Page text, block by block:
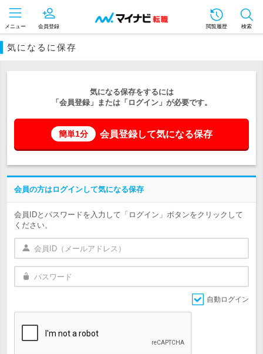
メニュー 会員登録 閲覧履歴 検索
気になるに保存
気になる保存をするには
「会員登録」または「ログイン」が必要です。
簡単1分 会員登録して気になる保存
会員の方はログインして気になる保存
会員IDとパスワードを入力して「ログイン」ボタンをクリックして
ください。
自動ログイン